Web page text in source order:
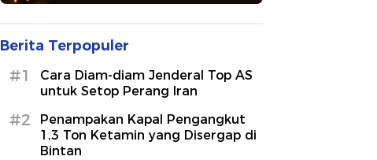
Berita Terpopuler
#1
Cara Diam-diam Jenderal Top AS
untuk Setop Perang Iran
#2
Penampakan Kapal Pengangkut
1,3 Ton Ketamin yang Disergap di
Bintan